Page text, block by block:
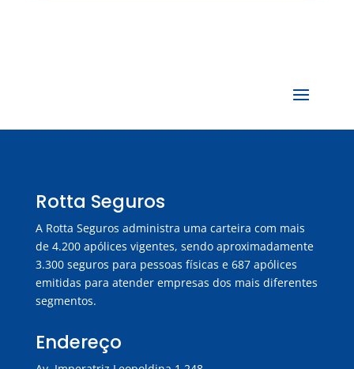
Rotta Seguros
A Rotta Seguros administra uma carteira com mais
de 4.200 apólices vigentes, sendo aproximadamente
3.300 seguros para pessoas físicas e 687 apólices
emitidas para atender empresas dos mais diferentes
segmentos.
Endereço